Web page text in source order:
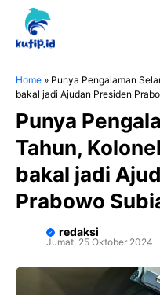
Langsung
Home » Punya Pengalaman
bakal jadi Ajudan Presiden
Punya
Tahun,
bakal jadi
Prabowo
redaksi
Jumat, 25 Oktober 2024